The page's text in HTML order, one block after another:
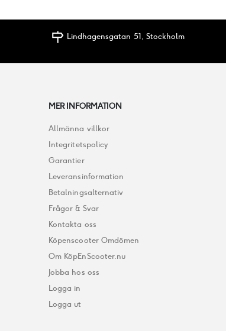
Lindhagensgatan 51, Stockholm
MER INFORMATION
Allmänna villkor
Integritetspolicy
Garantier
Leveransinformation
Betalningsalternativ
Frågor & Svar
Kontakta oss
Köpenscooter Omdömen
Om KöpEnScooter.nu
Jobba hos oss
Logga in
Logga ut